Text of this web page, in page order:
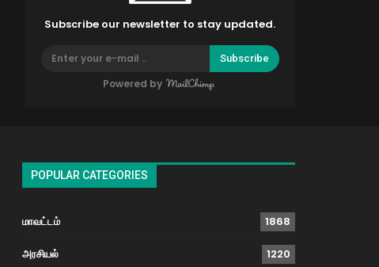
Subscribe our newsletter to stay updated.
Subscribe
Powered by
POPULAR CATEGORIES
மாவட்டம் 1868
அரசியல் 1220